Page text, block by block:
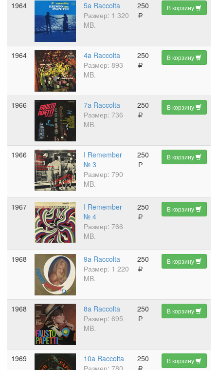
1964
5a Raccolta
Размер: 1 320
MB.
250
a
В корзину
1964
4a Raccolta
Размер: 893
MB.
250
a
В корзину
1966
7a Raccolta
Размер: 736
MB.
250
a
В корзину
1966
I Remember
№ 3
Размер: 790
MB.
250
a
В корзину
1967
I Remember
№ 4
Размер: 766
MB.
250
a
В корзину
1968
9a Raccolta
Размер: 1 220
MB.
250
a
В корзину
1968
8a Raccolta
Размер: 695
MB.
250
a
В корзину
1969
10a Raccolta
Размер: 780
250
a
В корзину